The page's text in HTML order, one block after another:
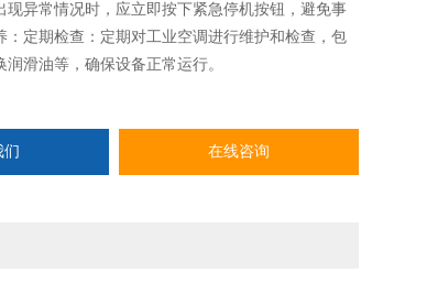
现异常情况时，应立即按下紧急停机按钮，避免事
：定期检查：定期对工业空调进行维护和检查，包
滑油等，确保设备正常运行。
们 在线咨询